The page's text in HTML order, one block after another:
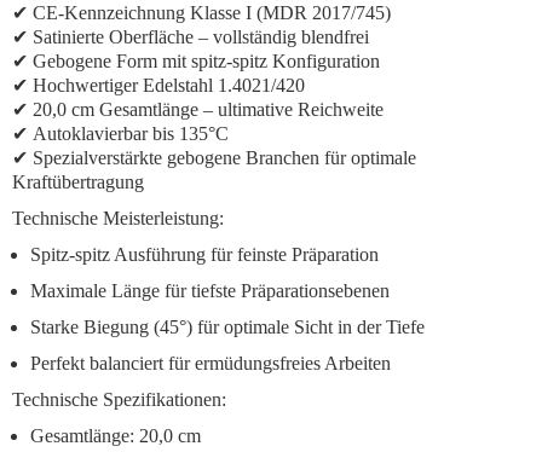
✔ CE-Kennzeichnung Klasse I (MDR 2017/745)
✔ Satinierte Oberfläche – vollständig blendfrei
✔ Gebogene Form mit spitz-spitz Konfiguration
✔ Hochwertiger Edelstahl 1.4021/420
✔ 20,0 cm Gesamtlänge – ultimative Reichweite
✔ Autoklavierbar bis 135°C
✔ Spezialverstärkte gebogene Branchen für optimale
Kraftübertragung
Technische Meisterleistung:
Spitz-spitz Ausführung für feinste Präparation
Maximale Länge für tiefste Präparationsebenen
Starke Biegung (45°) für optimale Sicht in der Tiefe
Perfekt balanciert für ermüdungsfreies Arbeiten
Technische Spezifikationen:
Gesamtlänge: 20,0 cm